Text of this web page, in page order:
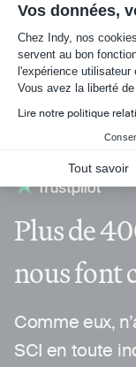
Vos données,
Plateforme de
Chez Indy, nos
servent au bon
l'expérience utilisateur
Vous avez la liberté
Lire notre politique
Tout savoir
Plus de
nous font
Comme eux,
SCI en toute